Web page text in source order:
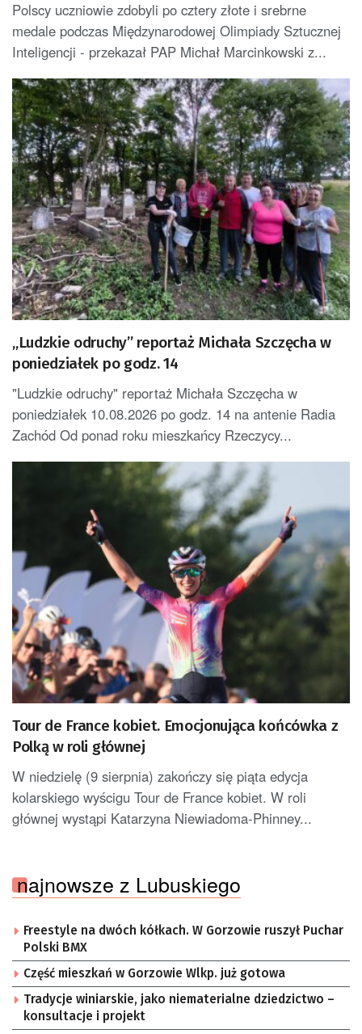
Polscy uczniowie zdobyli po cztery złote i srebrne
medale podczas Międzynarodowej Olimpiady Sztucznej
Inteligencji - przekazał PAP Michał Marcinkowski z...
„Ludzkie odruchy” reportaż Michała Szczęcha w
poniedziałek po godz. 14
"Ludzkie odruchy" reportaż Michała Szczęcha w
poniedziałek 10.08.2026 po godz. 14 na antenie Radia
Zachód Od ponad roku mieszkańcy Rzeczycy...
Tour de France kobiet. Emocjonująca końcówka z
Polką w roli głównej
W niedzielę (9 sierpnia) zakończy się piąta edycja
kolarskiego wyścigu Tour de France kobiet. W roli
głównej wystąpi Katarzyna Niewiadoma-Phinney...
najnowsze z Lubuskiego
Freestyle na dwóch kółkach. W Gorzowie ruszył Puchar
Polski BMX
Część mieszkań w Gorzowie Wlkp. już gotowa
Tradycje winiarskie, jako niematerialne dziedzictwo –
konsultacje i projekt